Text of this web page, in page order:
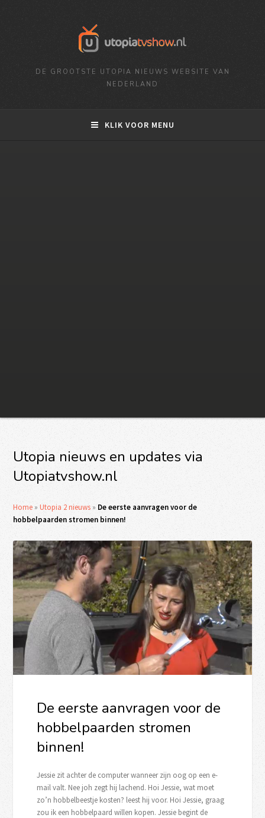
DE GROOTSTE UTOPIA NIEUWS WEBSITE VAN
NEDERLAND
KLIK VOOR MENU
Utopia nieuws en updates via
Utopiatvshow.nl
Home »Utopia 2 nieuws » De eerste aanvragen voor de
hobbelpaarden stromen binnen!
De eerste aanvragen voor de
hobbelpaarden stromen
binnen!
Jessie zit achter de computer wanneer zijn oog op een e-
mail valt. Nee joh zegt hij lachend. Hoi Jessie, wat moet
zo’n hobbelbeestje kosten? leest hij voor. Hoi Jessie, graag
zou ik een hobbelpaard willen kopen. Jessie begint de